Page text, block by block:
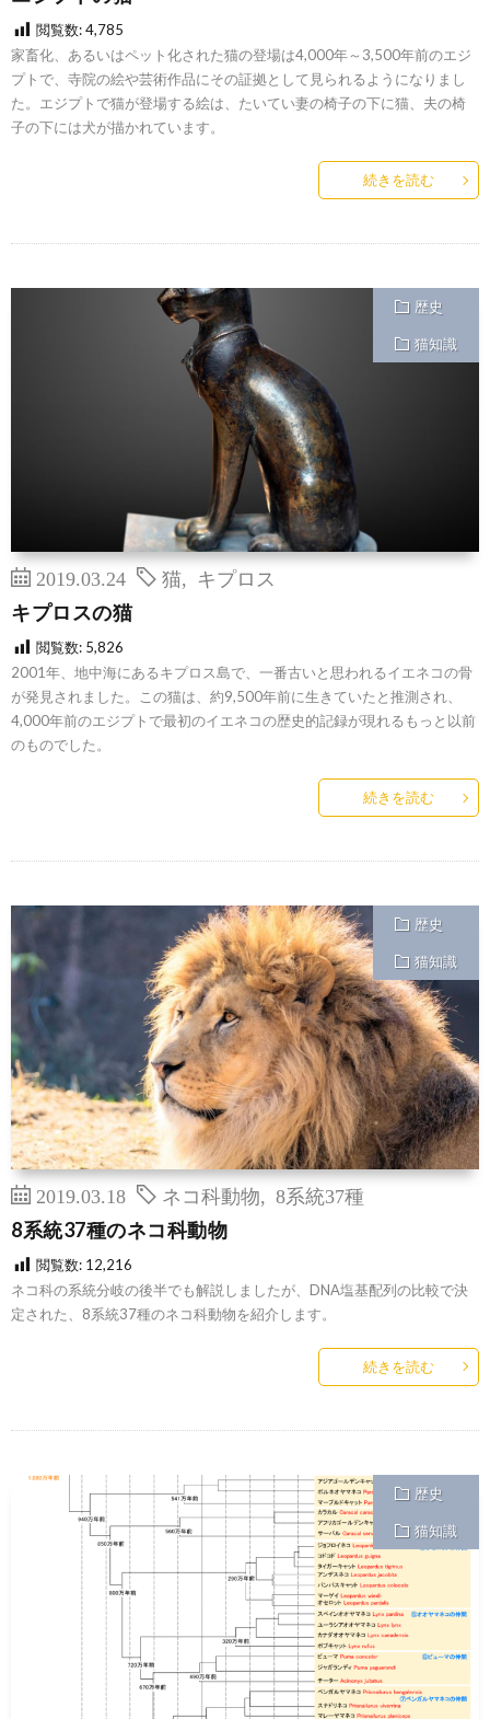
閲覧数:4,785
家畜化、あるいはペット化された猫の登場は4,000年～3,500年前のエジ
プトで、寺院の絵や芸術作品にその証拠として見られるようになりまし
た。エジプトで猫が登場する絵は、たいてい妻の椅子の下に猫、夫の椅
子の下には犬が描かれています。
続きを読む
歴史
猫知識
2019.03.24 猫 キプロス
キプロスの猫
閲覧数: 5,826
2001年、地中海にあるキプロス島で、一番古いと思われるイエネコの骨
が発見されました。この猫は、約9,500年前に生きていたと推測され、
4,000年前のエジプトで最初のイエネコの歴史的記録が現れるもっと以前
のものでした。
続きを読む
歴史
猫知識
2019.03.18 ネコ科動物 8系統37種
8系統37種のネコ科動物
閲覧数: 12,216
ネコ科の系統分岐の後半でも解説しましたが、DNA塩基配列の比較で決
定された、8系統37種のネコ科動物を紹介します。
続きを読む
歴史
猫知識